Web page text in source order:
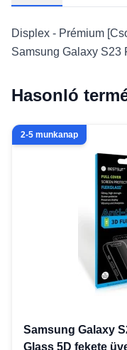
Displex - Prémium
Samsung Galaxy S23
Hasonló
2-5 munkanap
Samsung Galaxy
Glass 5D fekete